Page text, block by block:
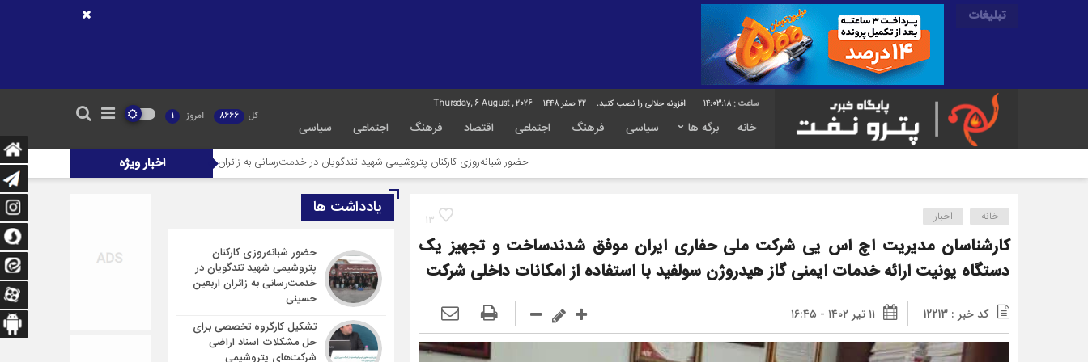
تبلیغات
14:03:19 افزونه جلالی را نصب کنید. 22 صفر 1448
خانه برگه ها سیاسی فرهنگ اجتماعی اقتصاد فرهنگ اجتماعی سیاسی
کل 8666 امروز 1
اخبار ویژه حضور شبانه‌روزی کارکنان پتروشیمی شهید تندگویان در خدمت‌رسانی به زائران اربعین حسینی تشکیل کارگروه تخصصی برای حل مشکلات
13 خانه اخبار
کارشناسان مدیریت اچ اس یی شرکت ملی حفاری ایران موفق شدندساخت و تجهیز یک
دستگاه یونیت ارائه خدمات ایمنی گاز هیدروژن سولفید با استفاده از امکانات داخلی شرکت
کد خبر : 12213 ۱۱ تیر ۱۴۰۲ - ۱۶:۴۵
یادداشت ها
حضور شبانه‌روزی کارکنان
پتروشیمی شهید تندگویان در
خدمت‌رسانی به زائران اربعین
حسینی
تشکیل کارگروه تخصصی برای
حل مشکلات اسناد اراضی
شرکت‌های پتروشیمی